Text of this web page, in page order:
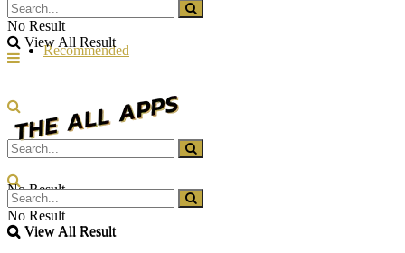
Freebies
Recommended
No Result
View All Result
No Result
View All Result
No Result
View All Result